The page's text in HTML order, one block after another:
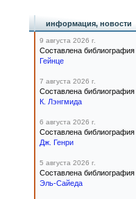
информация, новости
9 августа 2026 г.
Составлена библиография
Гейнце
7 августа 2026 г.
Составлена библиография
К. Лэнгмида
6 августа 2026 г.
Составлена библиография
Дж. Генри
5 августа 2026 г.
Составлена библиография
Эль-Сайеда